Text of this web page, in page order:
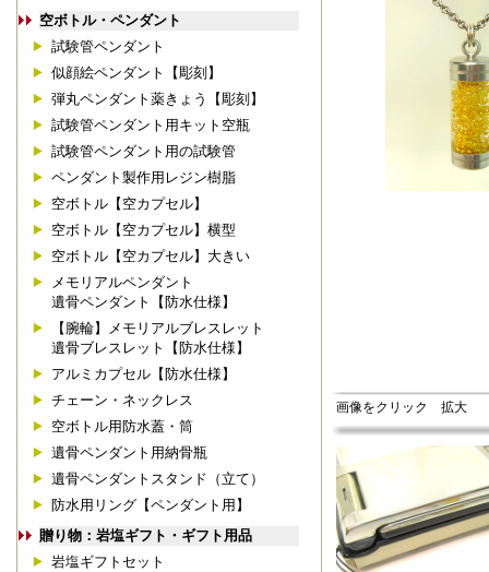
空ボトル・ペンダント
試験管ペンダント
似顔絵ペンダント【彫刻】
弾丸ペンダント薬きょう【彫刻】
試験管ペンダント用キット空瓶
試験管ペンダント用の試験管
ペンダント製作用レジン樹脂
空ボトル【空カプセル】
空ボトル【空カプセル】横型
空ボトル【空カプセル】大きい
メモリアルペンダント
遺骨ペンダント【防水仕様】
【腕輪】メモリアルブレスレット
遺骨ブレスレット【防水仕様】
アルミカプセル【防水仕様】
チェーン・ネックレス
空ボトル用防水蓋・筒
遺骨ペンダント用納骨瓶
遺骨ペンダントスタンド（立て）
防水用リング【ペンダント用】
贈り物：岩塩ギフト・ギフト用品
岩塩ギフトセット
画像をクリック 拡大